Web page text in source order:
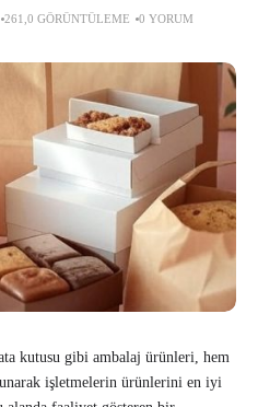
261,0 GÖRÜNTÜLEME 0 YORUM
kutusu gibi ambalaj ürünleri, hem
işletmelerin ürünlerini en iyi